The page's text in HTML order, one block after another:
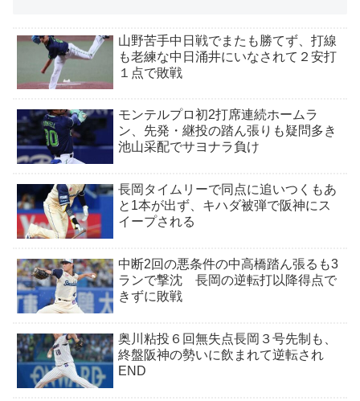
山野苦手中日戦でまたも勝てず、打線
も老練な中日涌井にいなされて２安打
１点で敗戦
モンテルプロ初2打席連続ホームラ
ン、先発・継投の踏ん張りも疑問多き
池山采配でサヨナラ負け
長岡タイムリーで同点に追いつくもあ
と1本が出ず、キハダ被弾で阪神にス
イープされる
中断2回の悪条件の中高橋踏ん張るも3
ランで撃沈 長岡の逆転打以降得点で
きずに敗戦
奥川粘投６回無失点長岡３号先制も、
終盤阪神の勢いに飲まれて逆転され
END